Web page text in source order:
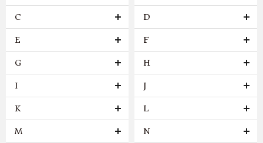
C D
E F
G H
I J
K L
M N